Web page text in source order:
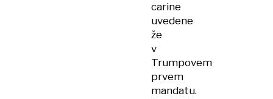
carine
uvedene
že
v
Trumpovem
prvem
mandatu.